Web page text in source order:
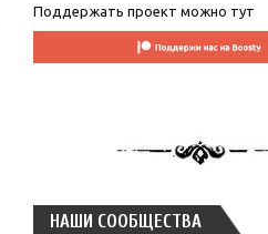
Поддержать проект можно тут
НАШИ СООБЩЕСТВА